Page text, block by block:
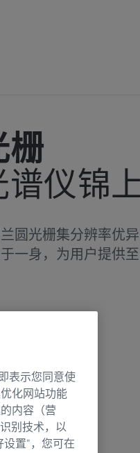
栅
谱仪锦
圆光栅集分辨率优
一身，为用户提供至
表示您同意使
化网站功能
内容（营
别技术，以
置”，您可在